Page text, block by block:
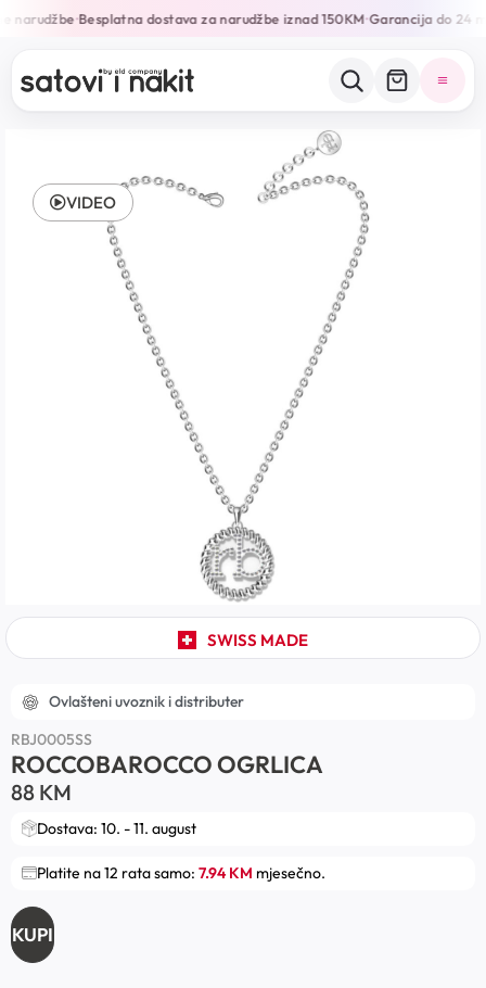
narudžbe•Besplatna dostava za narudžbe iznad 150KM•Garancija do 24
SWISS MADE
VIDEO
Ovlašteni uvoznik i distributer
RBJ0005SS
ROCCOBAROCCO OGRLICA
88 KM
Dostava: 10. - 11. august
Platite na 12 rata samo: 7.94 KM mjesečno.
KUPI